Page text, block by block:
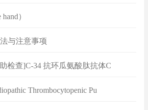
）
与注意事项
检查]C-34 抗环瓜氨酸肽抗体C
Thrombocytopenic Pu